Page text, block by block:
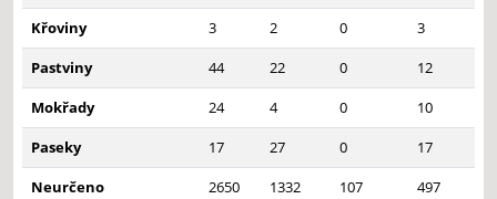
Křoviny 3 2 0
3
Pastviny
44 22 0
12
Mokřady
24 4 0
10
Paseky
17 27 0
17
Neurčeno
2650 1332 107
497